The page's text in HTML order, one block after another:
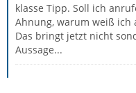
klasse Tipp. Soll ich
Ahnung, warum weiß ich
Das bringt jetzt nicht
Aussage...